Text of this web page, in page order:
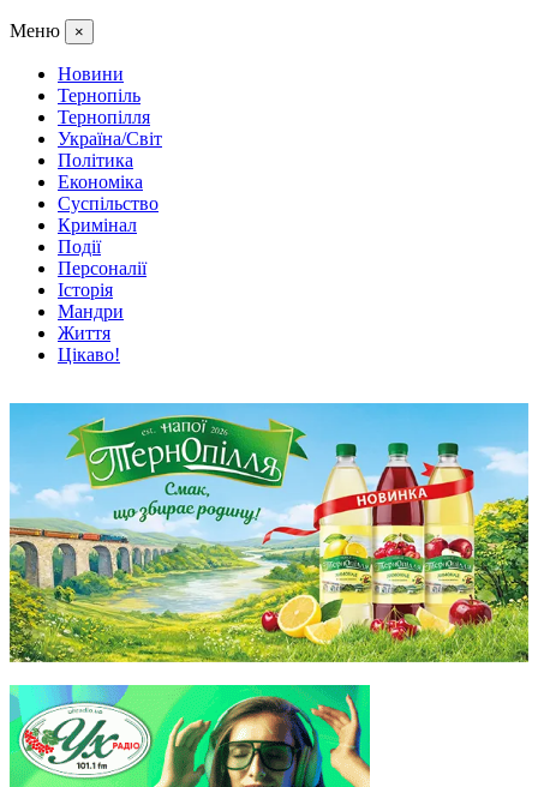
Меню ×
Новини
Тернопіль
Тернопілля
Україна/Світ
Політика
Економіка
Суспільство
Кримінал
Події
Персоналії
Історія
Мандри
Життя
Цікаво!